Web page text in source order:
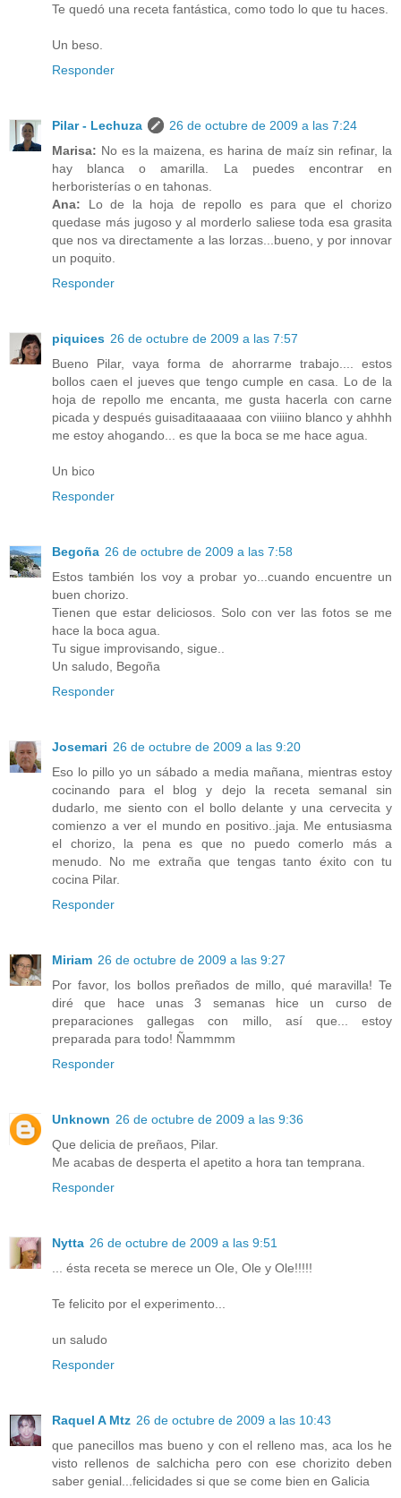
Te quedó una receta fantástica, como todo lo que tu haces.
Un beso.
Responder
Pilar - Lechuza
26 de octubre de 2009 a las 7:24
Marisa: No es la maizena, es harina de maíz sin refinar, la
hay blanca o amarilla. La puedes encontrar en
herboristerías o en tahonas.
Ana: Lo de la hoja de repollo es para que el chorizo
quedase más jugoso y al morderlo saliese toda esa grasita
que nos va directamente a las lorzas...bueno, y por innovar
un poquito.
Responder
piquices 26 de octubre de 2009 a las 7:57
Bueno Pilar, vaya forma de ahorrarme trabajo.... estos
bollos caen el jueves que tengo cumple en casa. Lo de la
hoja de repollo me encanta, me gusta hacerla con carne
picada y después guisaditaaaaaa con viiiino blanco y ahhhh
me estoy ahogando... es que la boca se me hace agua.
Un bico
Responder
Begoña 26 de octubre de 2009 a las 7:58
Estos también los voy a probar yo...cuando encuentre un
buen chorizo.
Tienen que estar deliciosos. Solo con ver las fotos se me
hace la boca agua.
Tu sigue improvisando, sigue..
Un saludo, Begoña
Responder
Josemari 26 de octubre de 2009 a las 9:20
Eso lo pillo yo un sábado a media mañana, mientras estoy
cocinando para el blog y dejo la receta semanal sin
dudarlo, me siento con el bollo delante y una cervecita y
comienzo a ver el mundo en positivo..jaja. Me entusiasma
el chorizo, la pena es que no puedo comerlo más a
menudo. No me extraña que tengas tanto éxito con tu
cocina Pilar.
Responder
Miriam 26 de octubre de 2009 a las 9:27
Por favor, los bollos preñados de millo, qué maravilla! Te
diré que hace unas 3 semanas hice un curso de
preparaciones gallegas con millo, así que... estoy
preparada para todo! Ñammmm
Responder
Unknown 26 de octubre de 2009 a las 9:36
Que delicia de preñaos, Pilar.
Me acabas de desperta el apetito a hora tan temprana.
Responder
Nytta 26 de octubre de 2009 a las 9:51
... ésta receta se merece un Ole, Ole y Ole!!!!!
Te felicito por el experimento...
un saludo
Responder
Raquel A Mtz 26 de octubre de 2009 a las 10:43
que panecillos mas bueno y con el relleno mas, aca los he
visto rellenos de salchicha pero con ese chorizito deben
saber genial...felicidades si que se come bien en Galicia